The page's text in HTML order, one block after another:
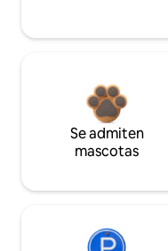
Se admiten
mascotas